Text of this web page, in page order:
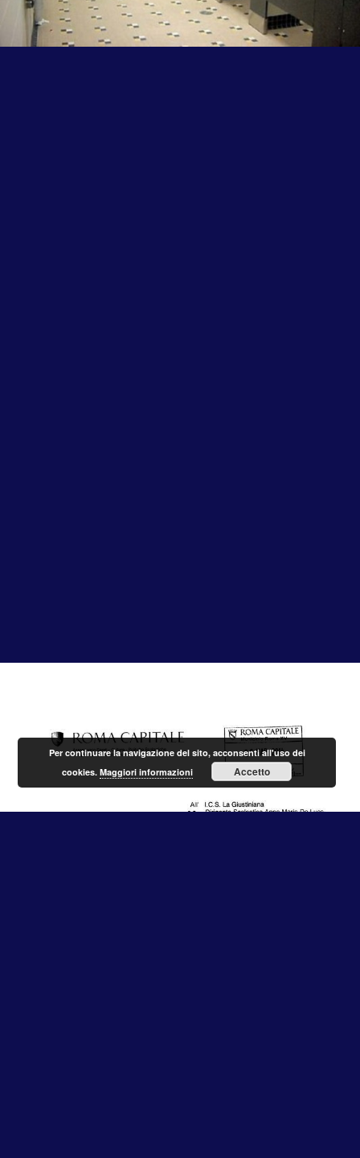
Per continuare la navigazione del sito, acconsenti all'uso dei
cookies.Maggiori informazioni Accetto